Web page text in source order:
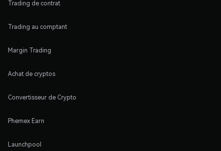
Trading de contrat
Trading au comptant
Margin Trading
Achat de cryptos
Convertisseur de Crypto
Phemex Earn
Launchpool